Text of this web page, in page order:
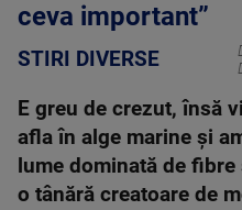
ceva important”
STIRI DIVERSE
E greu de crezut, însă
afla în alge marine și
lume dominată de
o tânără creatoare de